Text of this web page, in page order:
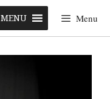
Menu
MENU